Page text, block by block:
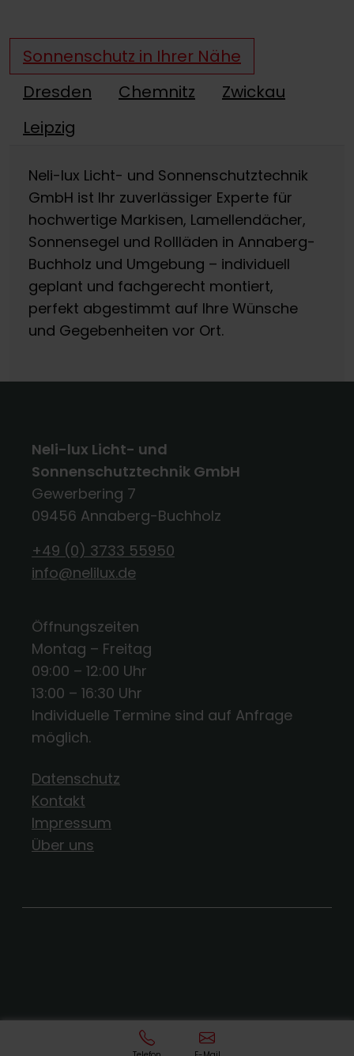
Sonnenschutz in Ihrer Nähe
Dresden
Chemnitz
Zwickau
Leipzig
Neli-lux Licht- und Sonnenschutztechnik
GmbH ist Ihr zuverlässiger Experte für
hochwertige Markisen, Lamellendächer,
Sonnensegel und Rollläden in Annaberg-
Buchholz und Umgebung – individuell
geplant und fachgerecht montiert,
perfekt abgestimmt auf Ihre Wünsche
und Gegebenheiten vor Ort.
Neli-lux Licht- und
Sonnenschutztechnik GmbH
Gewerbering 7
09456 Annaberg-Buchholz
+49 (0) 3733 55950
info@nelilux.de
Öffnungszeiten
Montag – Freitag
09:00 – 12:00 Uhr
13:00 – 16:30 Uhr
Individuelle Termine sind auf Anfrage
möglich.
Datenschutz
Kontakt
Impressum
Über uns